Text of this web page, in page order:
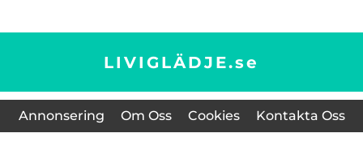
LIVIGLÄDJE.se
Annonsering Om Oss Cookies Kontakta Oss